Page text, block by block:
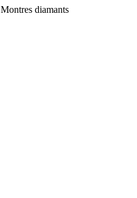
Montres diamants